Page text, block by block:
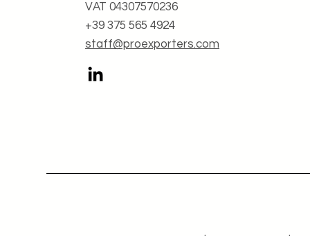
VAT 04307570236
+39 375 565 4924
staff@proexporters.com